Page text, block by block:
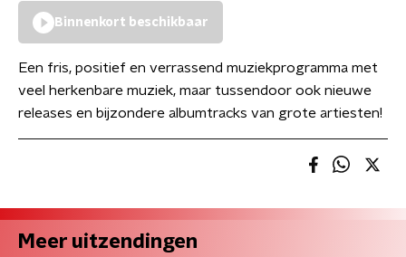
Binnenkort beschikbaar
Een fris, positief en verrassend muziekprogramma met
veel herkenbare muziek, maar tussendoor ook nieuwe
releases en bijzondere albumtracks van grote artiesten!
Meer uitzendingen